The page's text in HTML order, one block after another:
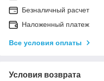
Безналичный расчет
Наложенный платеж
Все условия оплаты
Условия возврата